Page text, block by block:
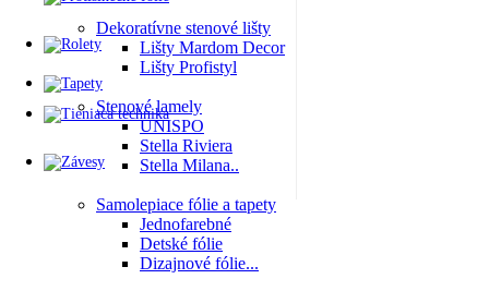
Dekoratívne stenové lišty
Lišty Mardom Decor
Lišty Profistyl
Stenové lamely
UNISPO
Stella Riviera
Stella Milana..
Samolepiace fólie a tapety
Jednofarebné
Detské fólie
Dizajnové fólie...